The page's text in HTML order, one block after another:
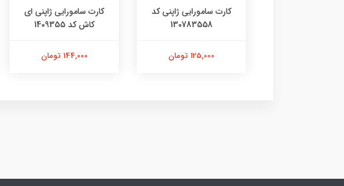
کارت سامورایی ژاپنی کد
130783558
125,000 تومان
کارت سامورایی ژاپنی ای
کاش کد 1409355
144,000 تومان